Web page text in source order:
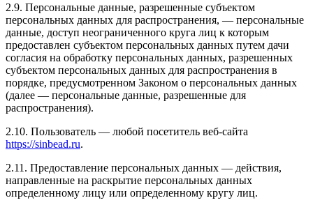
2.9. Персональные данные, разрешенные субъектом
персональных данных для распространения, — персональные
данные, доступ неограниченного круга лиц к которым
предоставлен субъектом персональных данных путем дачи
согласия на обработку персональных данных, разрешенных
субъектом персональных данных для распространения в
порядке, предусмотренном Законом о персональных данных
(далее — персональные данные, разрешенные для
распространения).
2.10. Пользователь — любой посетитель веб-сайта
https://sinbead.ru.
2.11. Предоставление персональных данных — действия,
направленные на раскрытие персональных данных
определенному лицу или определенному кругу лиц.